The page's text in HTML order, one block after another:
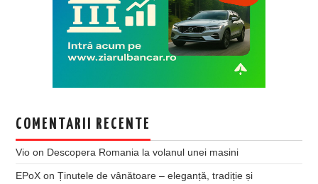
COMENTARII RECENTE
Vio on Descopera Romania la volanul unei masini
EPoX onȚinutele de vânătoare – eleganță, tradiție și